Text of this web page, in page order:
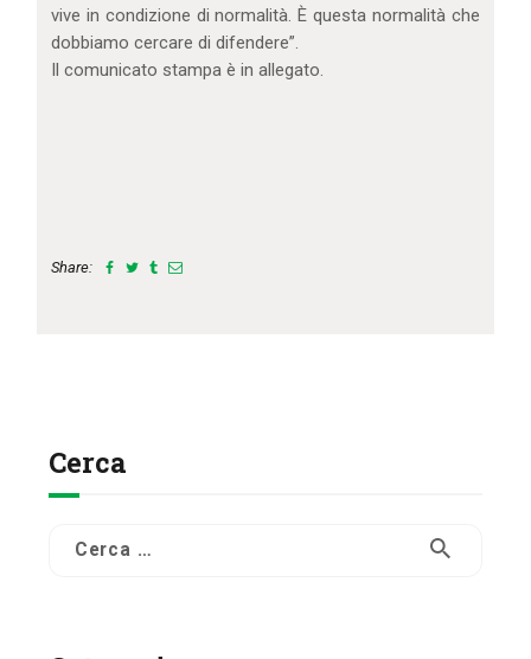
vive in condizione di normalità. È questa normalità che
dobbiamo cercare di difendere”.
Il comunicato stampa è in allegato.
Share:
Cerca
Ricerca